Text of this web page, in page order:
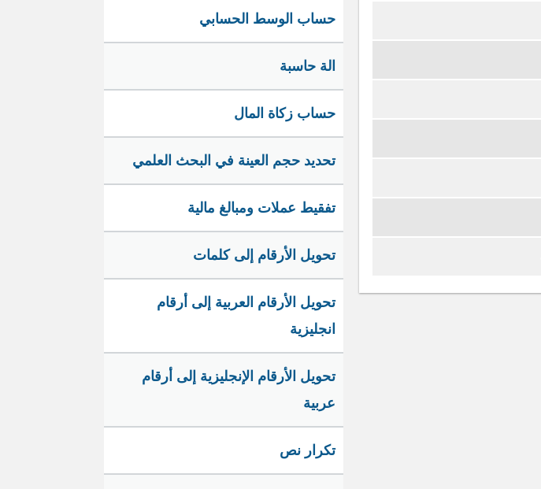
حساب الوسط الحسابي
الة حاسبة
حساب زكاة المال
تحديد حجم العينة في البحث العلمي
تفقيط عملات ومبالغ مالية
تحويل الأرقام إلى كلمات
تحويل الأرقام العربية إلى أرقام
انجليزية
تحويل الأرقام الإنجليزية إلى أرقام
عربية
تكرار نص